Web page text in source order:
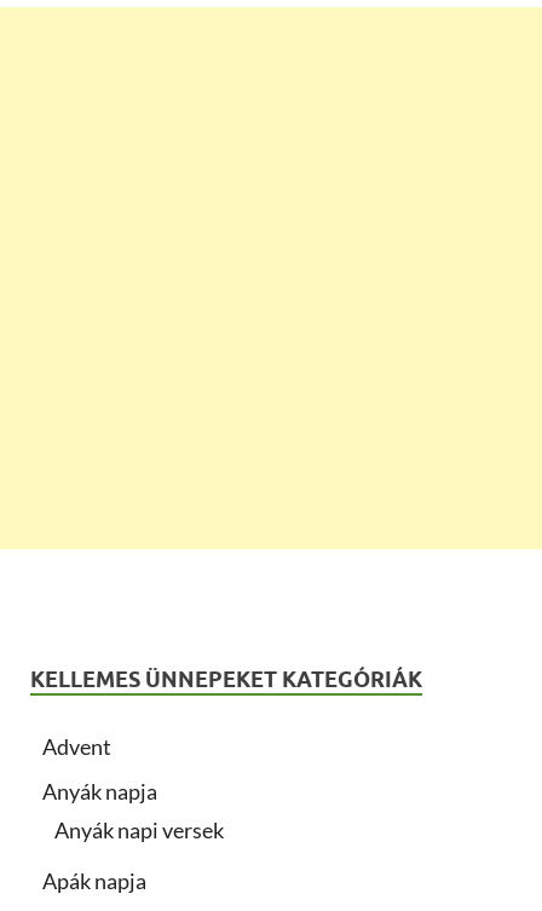
KELLEMES ÜNNEPEKET KATEGÓRIÁK
Advent
Anyák napja
Anyák napi versek
Apák napja